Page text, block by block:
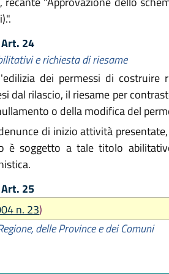
Art. 24
e richiesta di riesame
dei permessi di costruire
dal rilascio, il riesame per
o della modifica del
di inizio attività
è soggetto a tale titolo
Art. 25
n. 23)
delle Province e dei Comuni